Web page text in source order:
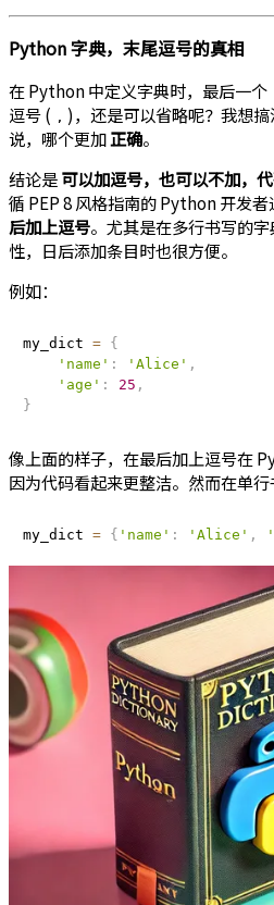
Python 字典，末尾逗号的真相
在 Python 中定义字典时，最后一个
逗号 (
, )，还是可以省略呢？我想
说，哪个更加正确。
结论是可以加逗号，也可以不加，
循 PEP 8 风格指南的 Python 开发者
后加上逗号。尤其是在多行书写的
性，日后添加条目时也很方便。
例如：
my_dict =
{
'name' : 'Alice' ,
'age' : 25 ,
}
像上面的样子，在最后加上逗号在
因为代码看起来更整洁。然而在单行
my_dict = { 'name' : 'Alice' ,